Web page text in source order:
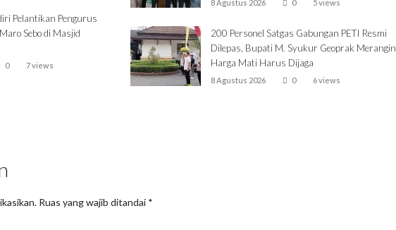
Pelantikan Pengurus
Sebo di Masjid
0 7 views
8 Agustus 2026 0 5 views
200 Personel Satgas Gabungan PETI Resmi
Dilepas, Bupati M. Syukur Geoprak Merangin
Harga Mati Harus Dijaga
8 Agustus 2026 0 6 views
Ruas yang wajib ditandai *